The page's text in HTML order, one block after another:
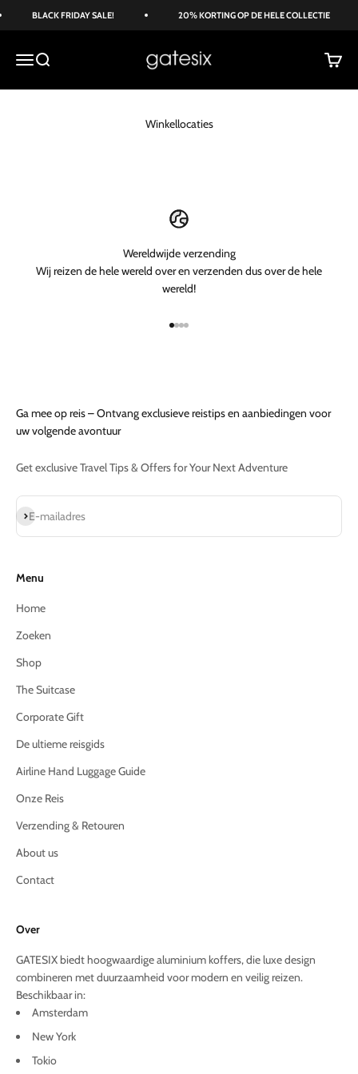
BLACK FRIDAY SALE! 20% KORTING OP DE HELE COLLECTIE
MenuZoeken Gate Six
Winkellocaties
Wereldwijde verzending
Wij reizen de hele wereld over en verzenden dus over de hele
wereld!
Ga mee op reis – Ontvang exclusieve reistips en aanbiedingen voor
uw volgende avontuur
Get exclusive Travel Tips & Offers for Your Next Adventure
E-mailadres
Abonneren
Menu
Home
Zoeken
Shop
The Suitcase
Corporate Gift
De ultieme reisgids
Airline Hand Luggage Guide
Onze Reis
Verzending & Retouren
About us
Contact
Over
GATESIX biedt hoogwaardige aluminium koffers, die luxe design
combineren met duurzaamheid voor modern en veilig reizen.
Beschikbaar in:
Amsterdam
New York
Tokio